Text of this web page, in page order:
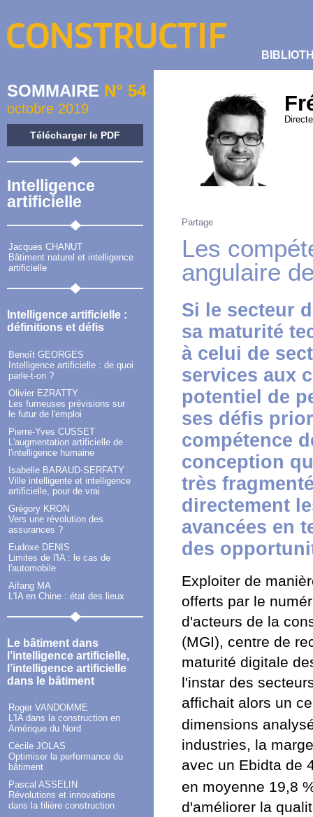
SOMMAIRE N° 54
octobre 2019
Télécharger le PDF
Intelligence
artificielle
Jacques CHANUT
Bâtiment naturel et intelligence
artificielle
Intelligence artificielle :
définitions et défis
Benoît GEORGES
Intelligence artificielle : de quoi
parle-t-on ?
Olivier EZRATTY
Les fumeuses prévisions sur
le futur de l'emploi
Pierre-Yves CUSSET
L'augmentation artificielle de
l'intelligence humaine
Isabelle BARAUD-SERFATY
Ville intelligente et intelligence
artificielle, pour de vrai
Grégory KRON
Vers une révolution des
assurances ?
Eudoxe DENIS
Limites de l'IA : le cas de
l'automobile
Aifang MA
L'IA en Chine : état des lieux
Le bâtiment dans
l’intelligence artificielle,
l’intelligence artificielle
dans le bâtiment
Roger VANDOMME
L'IA dans la construction en
Amérique du Nord
Cécile JOLAS
Optimiser la performance du
bâtiment
Pascal ASSELIN
Révolutions et innovations
dans la filière construction
Partage
Les
angulaire
Si le secteur
sa maturité
à celui de
services aux
potentiel de
ses défis
compétence
conception
très
directement
avancées en
des
Exploiter de
offerts par le
d'acteurs de la
(MGI), centre de
maturité digitale
l'instar des
affichait alors un
dimensions
industries, la
avec un Ebidta de
en moyenne 19,8
d'améliorer la